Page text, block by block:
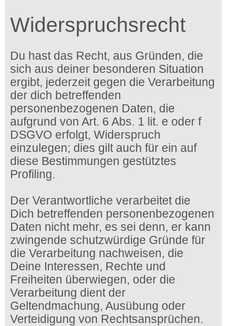
Widerspruchsrecht
Du hast das Recht, aus Gründen, die
sich aus deiner besonderen Situation
ergibt, jederzeit gegen die Verarbeitung
der dich betreffenden
personenbezogenen Daten, die
aufgrund von Art. 6 Abs. 1 lit. e oder f
DSGVO erfolgt, Widerspruch
einzulegen; dies gilt auch für ein auf
diese Bestimmungen gestütztes
Profiling.
Der Verantwortliche verarbeitet die
Dich betreffenden personenbezogenen
Daten nicht mehr, es sei denn, er kann
zwingende schutzwürdige Gründe für
die Verarbeitung nachweisen, die
Deine Interessen, Rechte und
Freiheiten überwiegen, oder die
Verarbeitung dient der
Geltendmachung, Ausübung oder
Verteidigung von Rechtsansprüchen.